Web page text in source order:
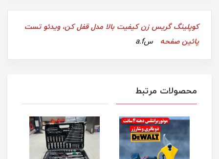
کوپلینگ گریس زن کیفیت بالا مدل قفل کن، ویدئو تست
پائین صفحه سa.f
محصولات مرتبط